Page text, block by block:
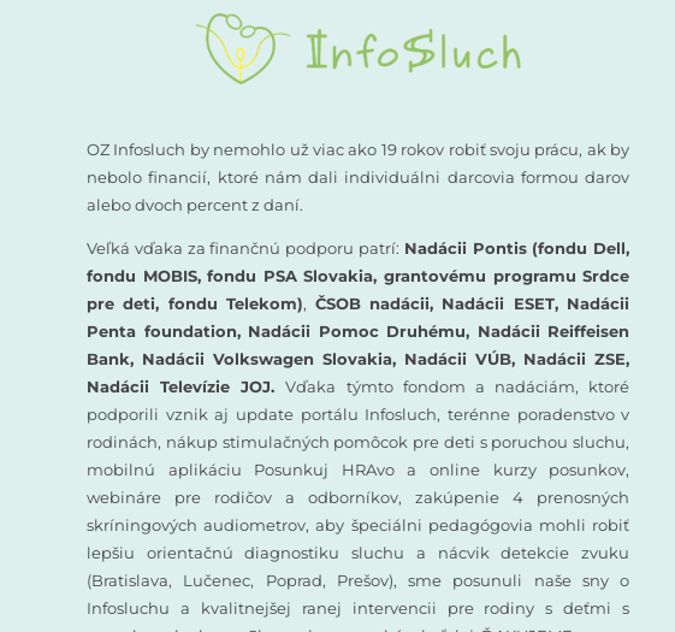
OZ Infosluch by nemohlo už viac ako 19 rokov robiť svoju prácu, ak by
nebolo financií, ktoré nám dali individuálni darcovia formou darov
alebo dvoch percent z daní.
Veľká vďaka za finančnú podporu patrí: Nadácii Pontis (fondu Dell,
fondu MOBIS, fondu PSA Slovakia, grantovému programu Srdce
pre deti, fondu Telekom), ČSOB nadácii, Nadácii ESET, Nadácii
Penta foundation, Nadácii Pomoc Druhému, Nadácii Reiffeisen
Bank, Nadácii Volkswagen Slovakia, Nadácii VÚB, Nadácii ZSE,
Nadácii Televízie JOJ.Vďaka týmto fondom a nadáciám, ktoré
podporili vznik aj update portálu Infosluch, terénne poradenstvo v
rodinách, nákup stimulačných pomôcok pre deti s poruchou sluchu,
mobilnú aplikáciu Posunkuj HRAvo a online kurzy posunkov,
webináre pre rodičov a odborníkov, zakúpenie 4 prenosných
skríningových audiometrov, aby špeciálni pedagógovia mohli robiť
lepšiu orientačnú diagnostiku sluchu a nácvik detekcie zvuku
(Bratislava, Lučenec, Poprad, Prešov), sme posunuli naše sny o
Infosluchu a kvalitnejšej ranej intervencii pre rodiny s deťmi s